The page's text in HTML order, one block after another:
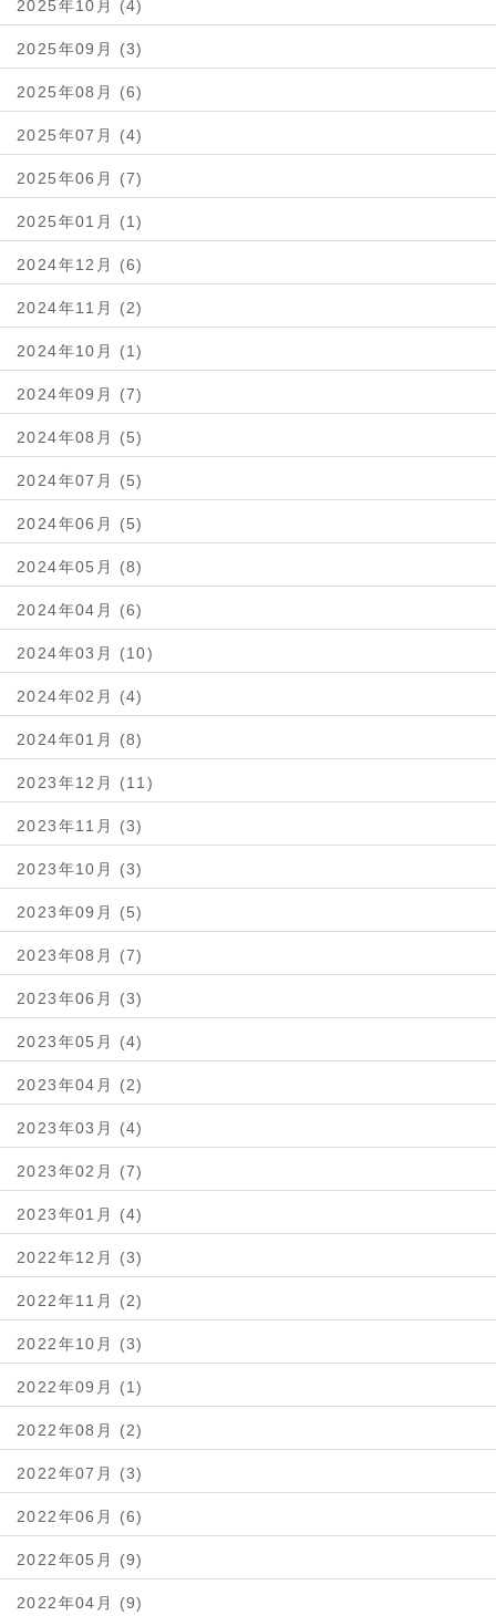
2025年10月 (4)
2025年09月 (3)
2025年08月 (6)
2025年07月 (4)
2025年06月 (7)
2025年01月 (1)
2024年12月 (6)
2024年11月 (2)
2024年10月 (1)
2024年09月 (7)
2024年08月 (5)
2024年07月 (5)
2024年06月 (5)
2024年05月 (8)
2024年04月 (6)
2024年03月 (10)
2024年02月 (4)
2024年01月 (8)
2023年12月 (11)
2023年11月 (3)
2023年10月 (3)
2023年09月 (5)
2023年08月 (7)
2023年06月 (3)
2023年05月 (4)
2023年04月 (2)
2023年03月 (4)
2023年02月 (7)
2023年01月 (4)
2022年12月 (3)
2022年11月 (2)
2022年10月 (3)
2022年09月 (1)
2022年08月 (2)
2022年07月 (3)
2022年06月 (6)
2022年05月 (9)
2022年04月 (9)